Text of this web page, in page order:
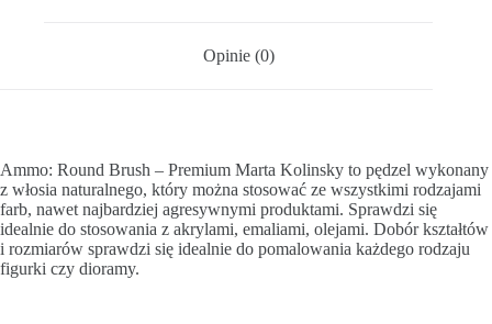
Opinie (0)
Ammo: Round Brush – Premium Marta Kolinsky to pędzel wykonany
z włosia naturalnego, który można stosować ze wszystkimi rodzajami
farb, nawet najbardziej agresywnymi produktami. Sprawdzi się
idealnie do stosowania z akrylami, emaliami, olejami. Dobór kształtów
i rozmiarów sprawdzi się idealnie do pomalowania każdego rodzaju
figurki czy dioramy.